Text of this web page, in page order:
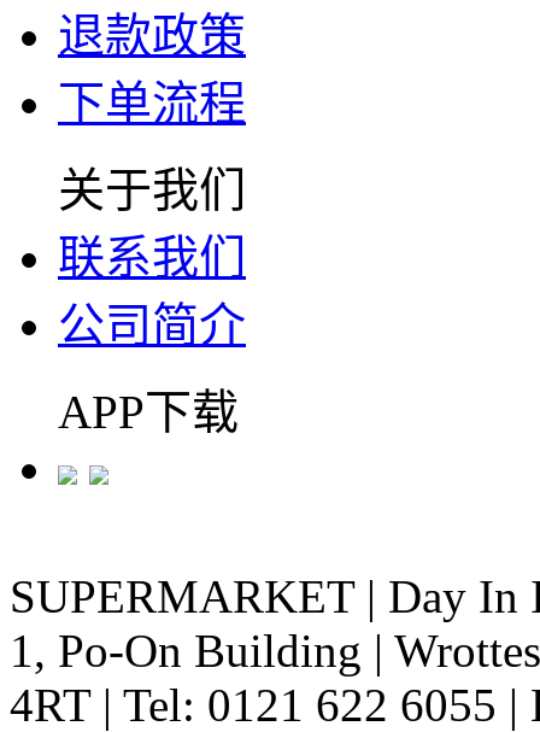
退款政策
下单流程
关于我们
联系我们
公司简介
APP下载
SUPERMARKET | Day In
1, Po-On Building |
4RT | Tel: 0121 622 6055 |